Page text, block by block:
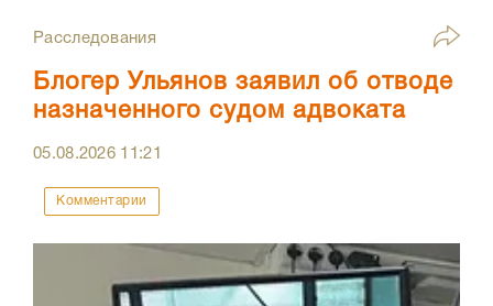
Расследования
Блогер Ульянов заявил об отводе
назначенного судом адвоката
05.08.2026 11:21
Комментарии